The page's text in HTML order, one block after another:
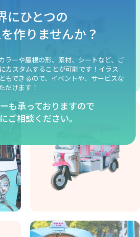
にひとつの
作りませんか？
ラーや屋根の形、素材、シートなど、ご
カスタムすることが可能です！イラス
もできるので、イベントや、サービスな
だけます！
も承っておりますので
ご相談ください。